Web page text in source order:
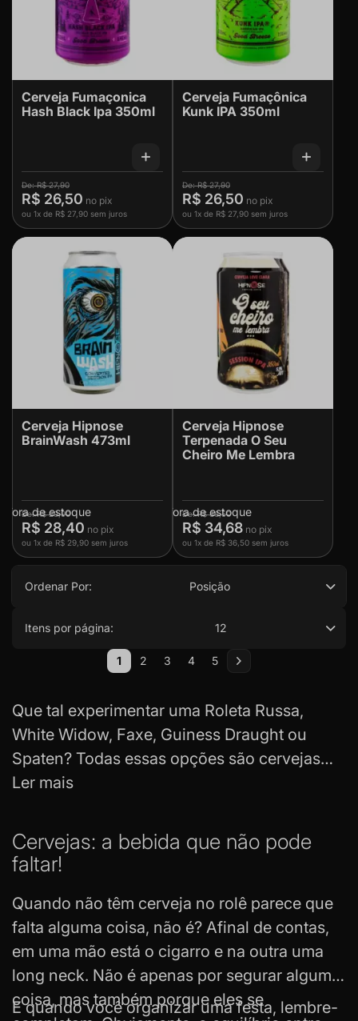
Cerveja Fumaçonica
Hash Black Ipa 350ml
R$ 27,90
R$ 26,50
ou 1x de R$ 27,90 sem juros
Cerveja Fumaçônica
Kunk IPA 350ml
R$ 27,90
R$ 26,50
ou 1x de R$ 27,90 sem juros
Cerveja Hipnose
BrainWash 473ml
R$ 29,90
R$ 28,40
ou 1x de R$ 29,90 sem juros
Fora de estoque
Cerveja Hipnose
Terpenada O Seu
Cheiro Me Lembra
R$ 36,50
R$ 34,68
ou 1x de R$ 36,50 sem juros
Fora de estoque
Ordenar Por: Posição
Itens por página: 12
Página
Você esta lendo a pagina
1 Página
2 Página
3 Página
4 Página
5 Página
Próximo
Que tal experimentar uma Roleta Russa,
White Widow, Faxe, Guiness Draught ou
Spaten? Todas essas opções são cervejas
especiais que você não encontra em
Já adiantamos que as cervejas especiais
são muito deliciosas– claro, ficam ainda
mais saborosa na
conhecidas por terem os verdadeiros
sabores do malte, lúpulo e cevada,
saborizados com o leve teor alcoólico que a
gente gosta. Com isso em mente, navegue
pelas páginas e escolha algumas cervejas
Ler mais
Cervejas: a bebida que não pode
faltar!
Quando não têm cerveja no rolê parece que
falta alguma coisa, não é? Afinal de contas,
em uma mão está o cigarro e na outra uma
long neck. Não é apenas por segurar alguma
coisa, mas também porque eles se
E quando você organizar uma festa, lembre-